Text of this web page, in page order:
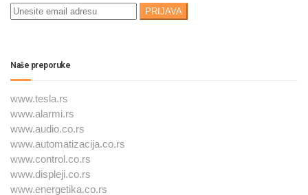
Naše preporuke
www.tesla.rs
www.alarmi.rs
www.audio.co.rs
www.automatizacija.co.rs
www.control.co.rs
www.displeji.co.rs
www.energetika.co.rs